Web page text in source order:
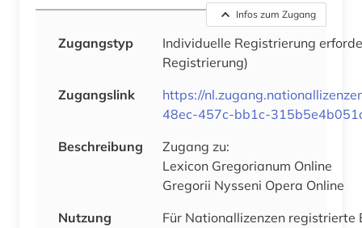
Infos zum Zugang
Zugangstyp
Individuelle Registrierung
Registrierung)
Zugangslink
https://
48ec-457c-bb1c-
Beschreibung
Zugang zu:
Lexicon Gregorianum Online
Gregorii Nysseni Opera Online
Nutzung
Für Nationallizenzen registrierte